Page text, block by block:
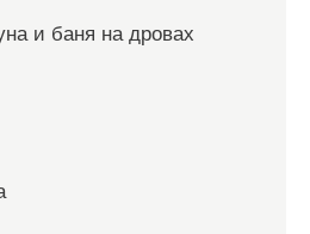
и баня на дровах